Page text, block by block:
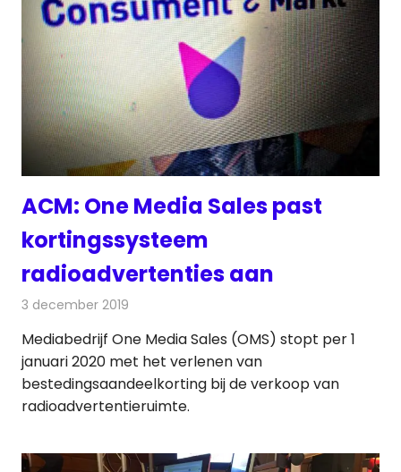
ACM: One Media Sales past
kortingssysteem
radioadvertenties aan
3 december 2019
Mediabedrijf One Media Sales (OMS) stopt per 1
januari 2020 met het verlenen van
bestedingsaandeelkorting bij de verkoop van
radioadvertentieruimte.